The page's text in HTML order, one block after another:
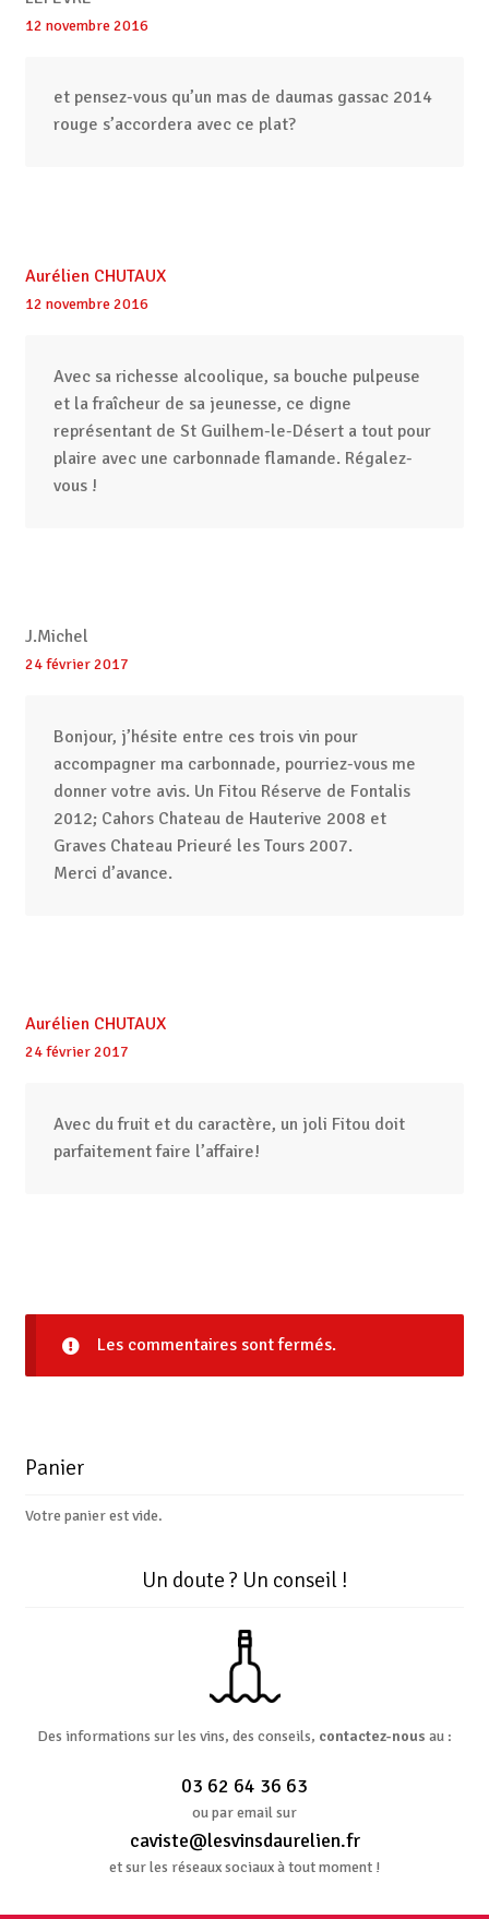
12 novembre 2016
et pensez-vous qu’un mas de daumas gassac 2014
rouge s’accordera avec ce plat?
Aurélien CHUTAUX
12 novembre 2016
Avec sa richesse alcoolique, sa bouche pulpeuse
et la fraîcheur de sa jeunesse, ce digne
représentant de St Guilhem-le-Désert a tout pour
plaire avec une carbonnade flamande. Régalez-
vous !
J.Michel
24 février 2017
Bonjour, j’hésite entre ces trois vin pour
accompagner ma carbonnade, pourriez-vous me
donner votre avis. Un Fitou Réserve de Fontalis
2012; Cahors Chateau de Hauterive 2008 et
Graves Chateau Prieuré les Tours 2007.
Merci d’avance.
Aurélien CHUTAUX
24 février 2017
Avec du fruit et du caractère, un joli Fitou doit
parfaitement faire l’affaire!
Les commentaires sont fermés.
Panier
Votre panier est vide.
Un doute ? Un conseil !
Des informations sur les vins, des conseils, contactez-nous au :
03 62 64 36 63
ou par email sur
caviste@lesvinsdaurelien.fr
et sur les réseaux sociaux à tout moment !